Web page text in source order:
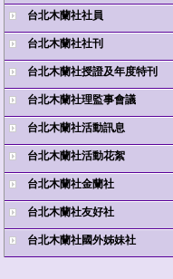
台北木蘭社社員
台北木蘭社社刊
台北木蘭社授證及年度特刊
台北木蘭社理監事會議
台北木蘭社活動訊息
台北木蘭社活動花絮
台北木蘭社金蘭社
台北木蘭社友好社
台北木蘭社國外姊妹社